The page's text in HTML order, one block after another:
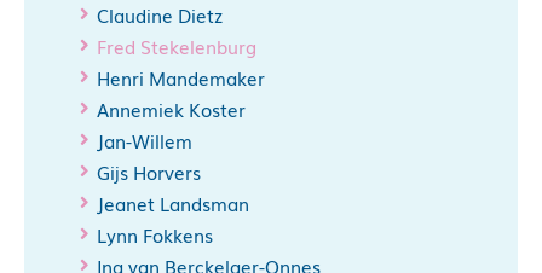
Claudine Dietz
Fred Stekelenburg
Henri Mandemaker
Annemiek Koster
Jan-Willem
Gijs Horvers
Jeanet Landsman
Lynn Fokkens
Ina van Berckelaer-Onnes